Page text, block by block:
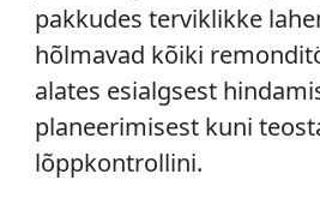
pakkudes terviklikke
hõlmavad kõiki
alates esialgsest
planeerimisest kuni
lõppkontrollini.